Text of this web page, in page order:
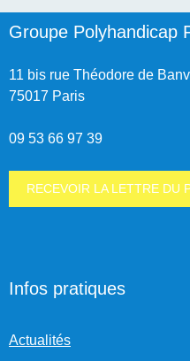
Groupe Polyhandicap
11 bis rue Théodore de
75017 Paris
09 53 66 97 39
RECEVOIR LA LETTRE DU
Infos pratiques
Actualités